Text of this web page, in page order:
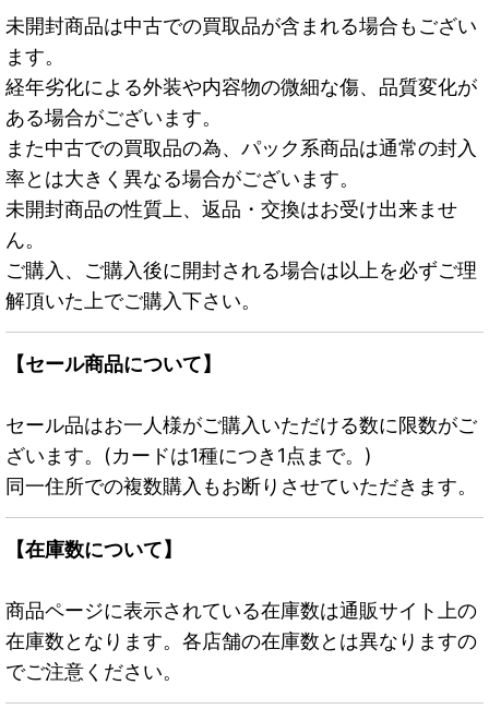
未開封商品は中古での買取品が含まれる場合もござい
ます。
経年劣化による外装や内容物の微細な傷、品質変化が
ある場合がございます。
また中古での買取品の為、パック系商品は通常の封入
率とは大きく異なる場合がございます。
未開封商品の性質上、返品・交換はお受け出来ませ
ん。
ご購入、ご購入後に開封される場合は以上を必ずご理
解頂いた上でご購入下さい。
【セール商品について】
セール品はお一人様がご購入いただける数に限数がご
ざいます。(カードは1種につき1点まで。)
同一住所での複数購入もお断りさせていただきます。
【在庫数について】
商品ページに表示されている在庫数は通販サイト上の
在庫数となります。各店舗の在庫数とは異なりますの
でご注意ください。